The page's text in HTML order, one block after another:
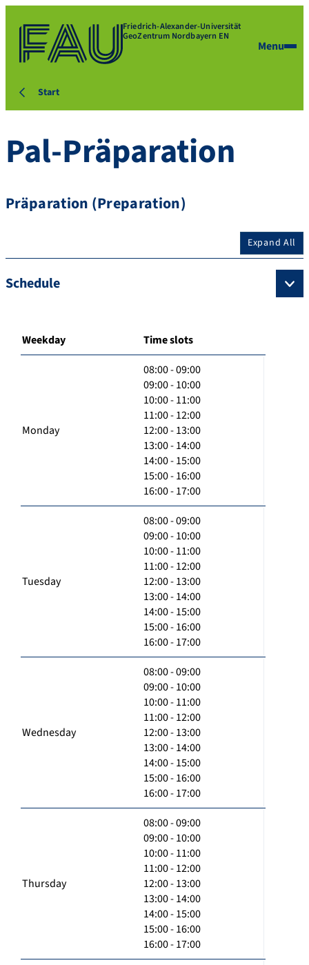
Friedrich-Alexander-Universität
GeoZentrum Nordbayern EN
Menu
Start
Pal-Präparation
Präparation (Preparation)
Expand All
Schedule
Weekday Time slots
Monday
08:00 - 09:00
09:00 - 10:00
10:00 - 11:00
11:00 - 12:00
12:00 - 13:00
13:00 - 14:00
14:00 - 15:00
15:00 - 16:00
16:00 - 17:00
Tuesday
08:00 - 09:00
09:00 - 10:00
10:00 - 11:00
11:00 - 12:00
12:00 - 13:00
13:00 - 14:00
14:00 - 15:00
15:00 - 16:00
16:00 - 17:00
Wednesday
08:00 - 09:00
09:00 - 10:00
10:00 - 11:00
11:00 - 12:00
12:00 - 13:00
13:00 - 14:00
14:00 - 15:00
15:00 - 16:00
16:00 - 17:00
Thursday
08:00 - 09:00
09:00 - 10:00
10:00 - 11:00
11:00 - 12:00
12:00 - 13:00
13:00 - 14:00
14:00 - 15:00
15:00 - 16:00
16:00 - 17:00